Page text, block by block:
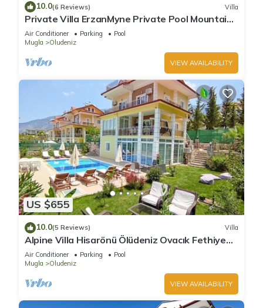
10.0(6 Reviews) Villa
Private Villa ErzanMyne Private Pool Mountain
View Ovacik Oludeniz
Air Conditioner Parking
Pool
Mugla
Oludeniz
VIEW AVAILABILITY
US $655
10.0(5 Reviews) Villa
Alpine Villa Hisarönü Ölüdeniz Ovacık Fethiye
6+2, 12 people with Private Pool
Air Conditioner Parking
Pool
Mugla
Oludeniz
VIEW AVAILABILITY